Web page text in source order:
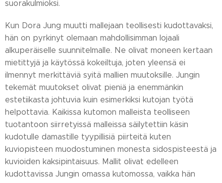
suorakulmioksi.
Kun Dora Jung muutti mallejaan teollisesti kudottavaksi,
hän on pyrkinyt olemaan mahdollisimman lojaali
alkuperäiselle suunnitelmalle. Ne olivat moneen kertaan
mietittyjä ja käytössä kokeiltuja, joten yleensä ei
ilmennyt merkittäviä syitä mallien muutoksille. Jungin
tekemät muutokset olivat pieniä ja enemmänkin
estetiikasta johtuvia kuin esimerkiksi kutojan työtä
helpottavia. Kaikissa kutomon malleista teolliseen
tuotantoon siirretyissä malleissa säilytettiin käsin
kudotulle damastille tyypillisiä piirteitä kuten
kuviopisteen muodostuminen monesta sidospisteestä ja
kuvioiden kaksipintaisuus. Mallit olivat edelleen
kudottavissa Jungin omassa kutomossa, vaikka hän